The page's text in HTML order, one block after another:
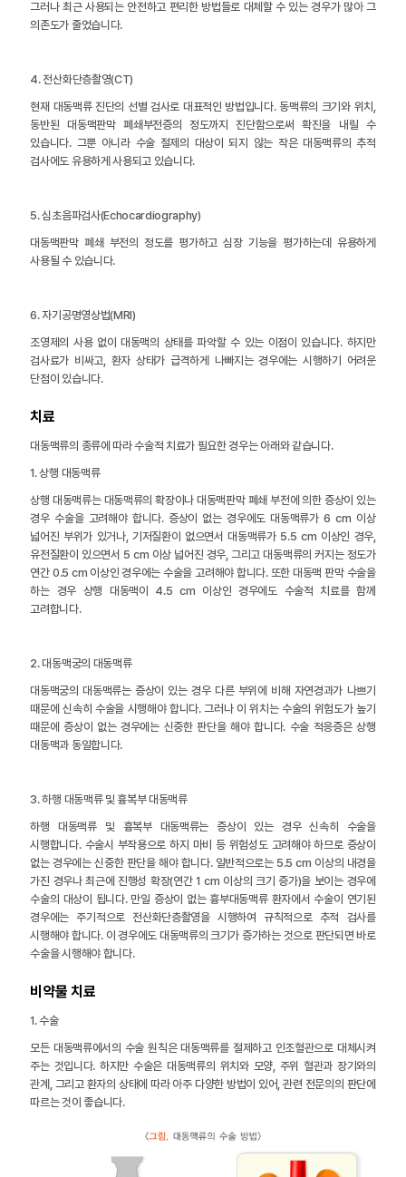
그러나 최근 사용되는 안전하고 편리한 방법들로 대체할 수 있는 경우가 많아 그
의존도가 줄었습니다.
4. 전산화단층촬영(CT)
현재 대동맥류 진단의 선별 검사로 대표적인 방법입니다. 동맥류의 크기와 위치,
동반된 대동맥판막 폐쇄부전증의 정도까지 진단함으로써 확진을 내릴 수
있습니다. 그뿐 아니라 수술 절제의 대상이 되지 않는 작은 대동맥류의 추적
검사에도 유용하게 사용되고 있습니다.
5. 심초음파검사(Echocardiography)
대동맥판막 폐쇄 부전의 정도를 평가하고 심장 기능을 평가하는데 유용하게
사용될 수 있습니다.
6. 자기공명영상법(MRI)
조영제의 사용 없이 대동맥의 상태를 파악할 수 있는 이점이 있습니다. 하지만
검사료가 비싸고, 환자 상태가 급격하게 나빠지는 경우에는 시행하기 어려운
단점이 있습니다.
치료
대동맥류의 종류에 따라 수술적 치료가 필요한 경우는 아래와 같습니다.
1. 상행 대동맥류
상행 대동맥류는 대동맥류의 확장이나 대동맥판막 폐쇄 부전에 의한 증상이 있는
경우 수술을 고려해야 합니다. 증상이 없는 경우에도 대동맥류가 6 cm 이상
넓어진 부위가 있거나, 기저질환이 없으면서 대동맥류가 5.5 cm 이상인 경우,
유전질환이 있으면서 5 cm 이상 넓어진 경우, 그리고 대동맥류의 커지는 정도가
연간 0.5 cm 이상인 경우에는 수술을 고려해야 합니다. 또한 대동맥 판막 수술을
하는 경우 상행 대동맥이 4.5 cm 이상인 경우에도 수술적 치료를 함께
고려합니다.
2. 대동맥궁의 대동맥류
대동맥궁의 대동맥류는 증상이 있는 경우 다른 부위에 비해 자연경과가 나쁘기
때문에 신속히 수술을 시행해야 합니다. 그러나 이 위치는 수술의 위험도가 높기
때문에 증상이 없는 경우에는 신중한 판단을 해야 합니다. 수술 적응증은 상행
대동맥과 동일합니다.
3. 하행 대동맥류 및 흉복부 대동맥류
하행 대동맥류 및 흉복부 대동맥류는 증상이 있는 경우 신속히 수술을
시행합니다. 수술시 부작용으로 하지 마비 등 위험성도 고려해야 하므로 증상이
없는 경우에는 신중한 판단을 해야 합니다. 일반적으로는 5.5 cm 이상의 내경을
가진 경우나 최근에 진행성 확장(연간 1 cm 이상의 크기 증가)을 보이는 경우에
수술의 대상이 됩니다. 만일 증상이 없는 흉부대동맥류 환자에서 수술이 연기된
경우에는 주기적으로 전산화단층촬영을 시행하여 규칙적으로 추적 검사를
시행해야 합니다. 이 경우에도 대동맥류의 크기가 증가하는 것으로 판단되면 바로
수술을 시행해야 합니다.
비약물 치료
1. 수술
모든 대동맥류에서의 수술 원칙은 대동맥류를 절제하고 인조혈관으로 대체시켜
주는 것입니다. 하지만 수술은 대동맥류의 위치와 모양, 주위 혈관과 장기와의
관계, 그리고 환자의 상태에 따라 아주 다양한 방법이 있어, 관련 전문의의 판단에
따르는 것이 좋습니다.